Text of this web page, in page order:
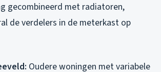
gecombineerd met radiatoren,
de verdelers in de meterkast op
Oudere woningen met variabele